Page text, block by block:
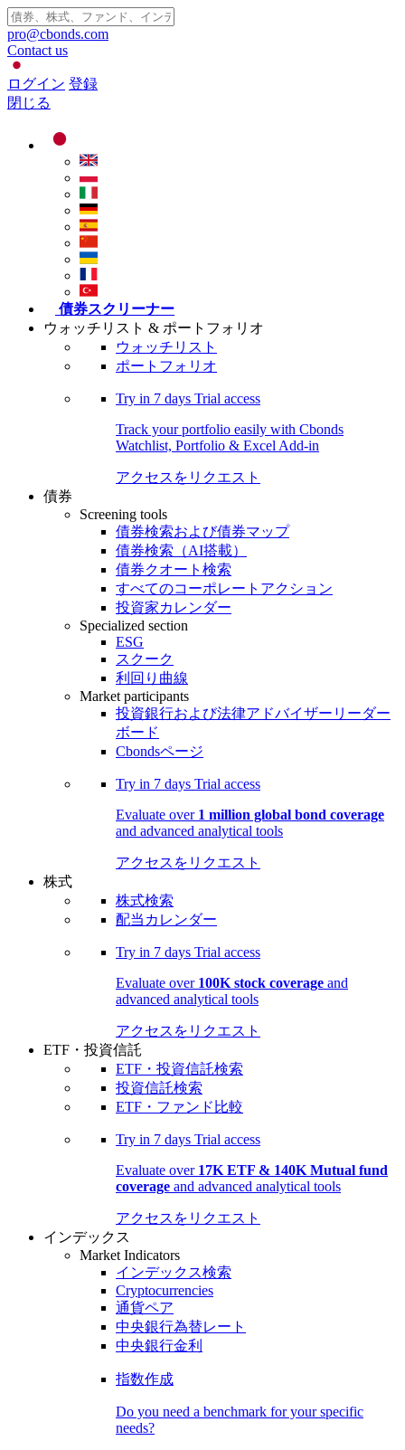
pro@cbonds.com
Contact us
ログイン 登録
閉じる
債券スクリーナー
ウォッチリスト & ポートフォリオ
ウォッチリスト
ポートフォリオ
Try in 7 days Trial access
Track your portfolio easily with Cbonds
Watchlist, Portfolio & Excel Add-in
アクセスをリクエスト
債券
Screening tools
債券検索および債券マップ
債券検索（AI搭載）
債券クオート検索
すべてのコーポレートアクション
投資家カレンダー
Specialized section
ESG
スクーク
利回り曲線
Market participants
投資銀行および法律アドバイザーリーダー
ボード
Cbondsページ
Try in 7 days Trial access
Evaluate over 1 million global bond coverage
and advanced analytical tools
アクセスをリクエスト
株式
株式検索
配当カレンダー
Try in 7 days Trial access
Evaluate over 100K stock coverage and
advanced analytical tools
アクセスをリクエスト
ETF・投資信託
ETF・投資信託検索
投資信託検索
ETF・ファンド比較
Try in 7 days Trial access
Evaluate over 17K ETF & 140K Mutual fund
coverage and advanced analytical tools
アクセスをリクエスト
インデックス
Market Indicators
インデックス検索
Cryptocurrencies
通貨ペア
中央銀行為替レート
中央銀行金利
指数作成
Do you need a benchmark for your specific
needs?